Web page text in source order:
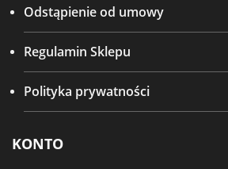
Odstąpienie od umowy
Regulamin Sklepu
Polityka prywatności
KONTO